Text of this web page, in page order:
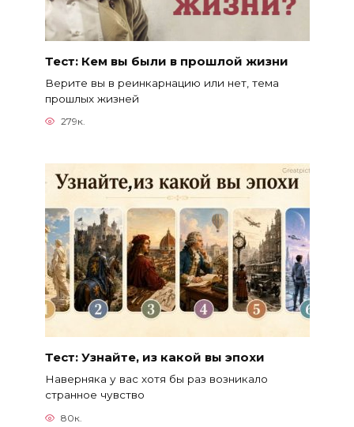
Тест: Кем вы были в прошлой жизни
Верите вы в реинкарнацию или нет, тема
прошлых жизней
279к.
Тест: Узнайте, из какой вы эпохи
Наверняка у вас хотя бы раз возникало
странное чувство
80к.